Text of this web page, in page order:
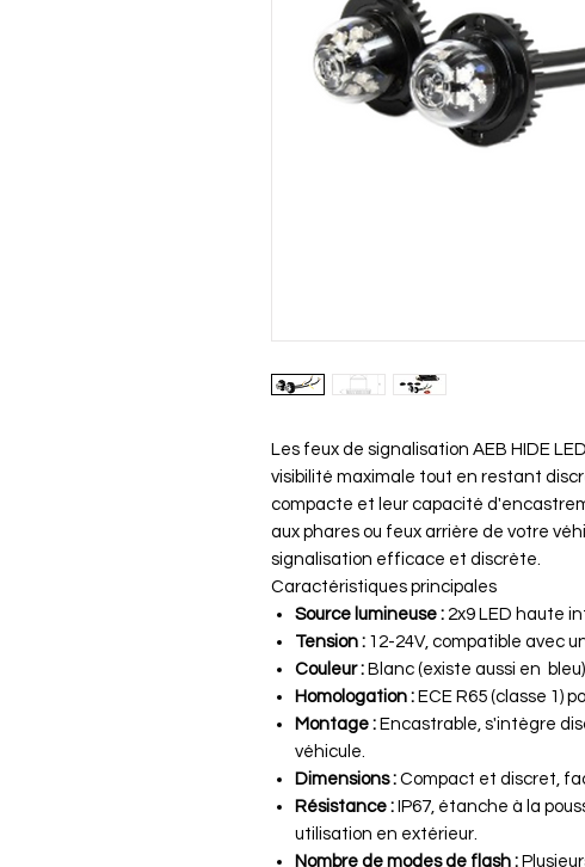
Les feux de signalisation AEB HIDE
visibilité maximale tout en restant
compacte et leur capacité
aux phares ou feux arrière de votre
signalisation efficace et discrète.
Caractéristiques principales
Source lumineuse : 2x9 LED haute
Tension : 12-24V, compatible avec
Couleur : Blanc (existe aussi en bleu).
Homologation : ECE R65 (classe 1)
Montage : Encastrable, s'intègre
véhicule.
Dimensions : Compact et discret,
Résistance : IP67, étanche à la
utilisation en extérieur.
Nombre de modes de flash :